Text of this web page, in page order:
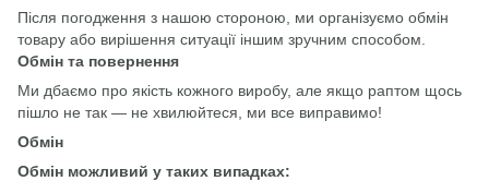
Після погодження з нашою стороною, ми організуємо обмін
товару або вирішення ситуації іншим зручним способом.
Обмін та повернення
Ми дбаємо про якість кожного виробу, але якщо раптом щось
пішло не так — не хвилюйтеся, ми все виправимо!
Обмін
Обмін можливий у таких випадках: